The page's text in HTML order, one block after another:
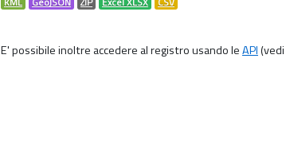
E' possibile inoltre accedere al registro usando leAPI(vedi